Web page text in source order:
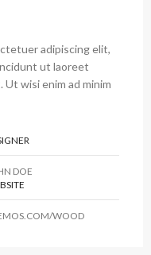
adipiscing elit,
ut laoreet
wisi enim ad minim
DOE
WOOD